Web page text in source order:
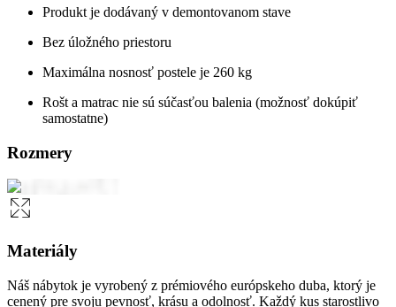
Produkt je dodávaný v demontovanom stave
Bez úložného priestoru
Maximálna nosnosť postele je 260 kg
Rošt a matrac nie sú súčasťou balenia (možnosť dokúpiť
samostatne)
Rozmery
Materiály
Náš nábytok je vyrobený z prémiového európskeho duba, ktorý je
cenený pre svoju pevnosť, krásu a odolnosť. Každý kus starostlivo